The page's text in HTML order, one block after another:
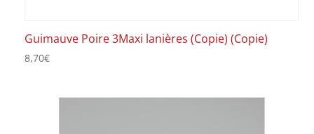
Guimauve Poire 3Maxi lanières (Copie) (Copie)
8,70€